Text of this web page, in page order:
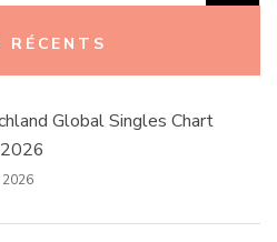
RÉCENTS
Global Singles Chart